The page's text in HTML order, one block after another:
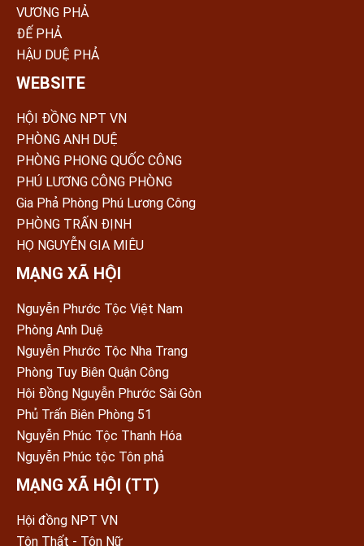
VƯƠNG PHẢ
ĐẾ PHẢ
HẬU DUỆ PHẢ
WEBSITE
HỘI ĐỒNG NPT VN
PHÒNG ANH DUỆ
PHÒNG PHONG QUỐC CÔNG
PHÚ LƯƠNG CÔNG PHÒNG
Gia Phả Phòng Phú Lương Công
PHÒNG TRẤN ÐỊNH
HỌ NGUYỄN GIA MIÊU
MẠNG XÃ HỘI
Nguyễn Phước Tộc Việt Nam
Phòng Anh Duệ
Nguyễn Phước Tộc Nha Trang
Phòng Tuy Biên Quận Công
Hội Đồng Nguyễn Phước Sài Gòn
Phủ Trấn Biên Phòng 51
Nguyễn Phúc Tộc Thanh Hóa
Nguyễn Phúc tộc Tôn phả
MẠNG XÃ HỘI (TT)
Hội đồng NPT VN
Tôn Thất - Tôn Nữ